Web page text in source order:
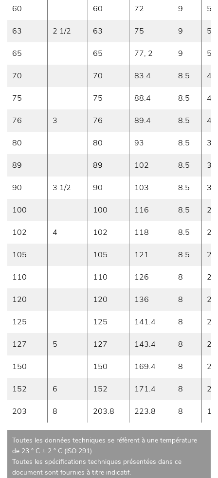
60 60 72 9 5.5
63 2 1/2 63 75 9 5.5
65 65 77, 2 9 5
70 70 83.4 8.5 4.5
75 75 88.4 8.5 4.5
76 3 76 89.4 8.5 4
80 80 93 8.5 3.5
89 89 102 8.5 3.5
90 3 1/2 90 103 8.5 3.5
100 100 116 8.5 2.5
102 4 102 118 8.5 2.5
105 105 121 8.5 2.5
110 110 126 8 2.5
120 120 136 8 2.5
125 125 141.4 8 2.5
127 5 127 143.4 8 2.5
150 150 169.4 8 2
152 6 152 171.4 8 2
203 8 203.8 223.8 8 1.5
Toutes les données techniques se réfèrent à une température
de 23 ° C ± 2 ° C (ISO 291)
Toutes les spécifications techniques présentées dans ce
document sont fournies à titre indicatif.